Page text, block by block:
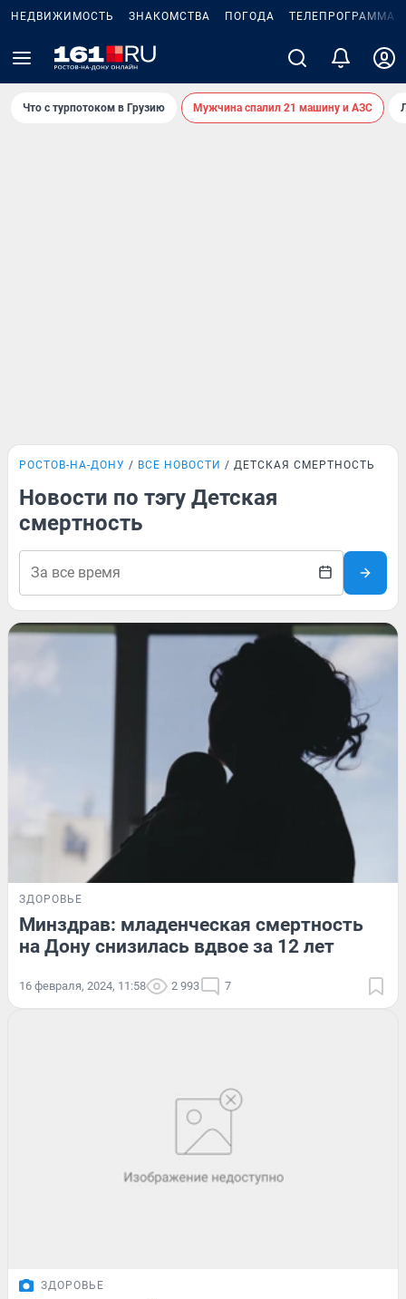
НЕДВИЖИМОСТЬ ЗНАКОМСТВА ПОГОДА ТЕЛЕПРОГРАММА
Что с турпотоком в Грузию Мужчина спалил 21 машину и АЗС
РОСТОВ-НА-ДОНУ ВСЕ НОВОСТИ ДЕТСКАЯ СМЕРТНОСТЬ
Новости по тэгу Детская
смертность
ЗДОРОВЬЕ
Минздрав: младенческая смертность
на Дону снизилась вдвое за 12 лет
16 февраля, 2024, 11:58 2 993 7
ЗДОРОВЬЕ